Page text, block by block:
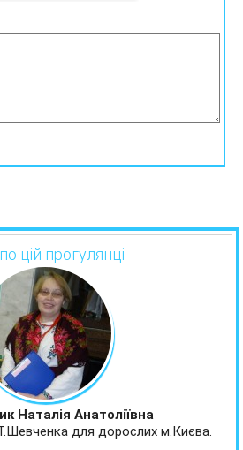
цій прогулянці
Наталія Анатоліївна
для дорослих м.Києва.